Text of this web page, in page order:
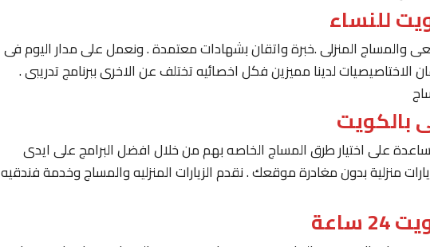
للنساء
والمساج المنزلى .خبرة واتقان بشهادات معتمدة . ونعمل على مدار اليوم فى
لدينا مميزين فكل اخصائيه تختلف عن الاخرى ببرنامج تدريبى .
بالكويت
على اختيار طرق المساج الخاصه بهم من خلال افضل البرامج على ايدى
منزلية بدون مغادرة موقعك . نقدم الزيارات المنزليه والمساج وخدمة فندقيه